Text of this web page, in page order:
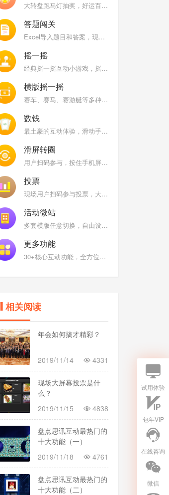
大转盘跑马灯抽奖，好运百分百，乐趣百分百
答题闯关
Excel导入题目和答案，现场用户比拼答题正确率和速度
摇一摇
经典摇一摇互动小游戏，摇得越快分数越高，大屏幕能量条涨的越高
横版摇一摇
赛车、赛马、赛游艇等多种风格，快速摇一摇手机，大屏幕上根据用户/队伍摇晃手机次数进行实时排名
数钱
最土豪的互动体验，滑动手机屏幕在限定时间内看看谁是数钱小能手
滑屏转圈
用户扫码参与，按住手机屏幕上的图标，顺时针或者逆时针快速旋转
投票
现场用户扫码参与投票，大屏幕展示全场票选结果
活动微站
多套模版任意切换，自由设置互动功能名称及图标
更多功能
30+核心互动功能，全方位满足您的现场需求
相关阅读
年会如何搞才精彩？
2019/11/14 4331
现场大屏幕投票是什
么？
2019/11/15
4838
盘点思讯互动最热门的
十大功能（一）
2019/11/18
4761
盘点思讯互动最热门的
十大功能（二）
试用体验
包年VIP
在线咨询
微信